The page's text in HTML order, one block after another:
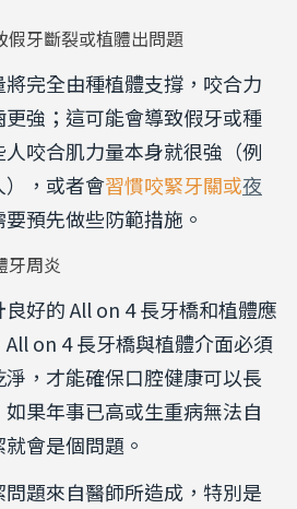
假牙斷裂或植體出問題
完全由種植體支撐，咬合力
強；這可能會導致假牙或種
咬合肌力量本身就很強（例
），或者會習慣咬緊牙關或夜
要預先做些防範措施。
牙周炎
好的 All on 4 長牙橋和植體應
on 4 長牙橋與植體介面必須
，才能確保口腔健康可以長
果年事已高或生重病無法自
會是個問題。
題來自醫師所造成，特別是